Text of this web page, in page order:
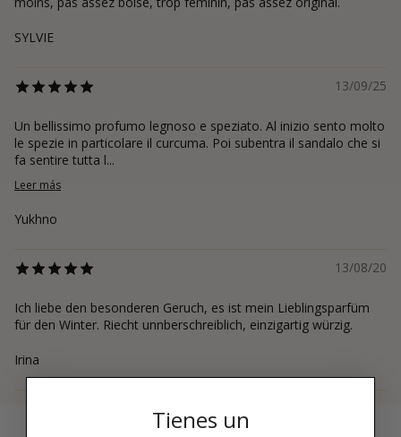
SYLVIE
13/09/25
Un bellissimo profumo legnoso e speziato. Al inizio sento molto
le spezie in particolare il curcuma. Poi subentra il sandalo che si
fa sentire tutta l...
Leer más
Yukhno
13/08/20
Ich liebe den besonderen Geruch, es ist mein Lieblingsparfüm
für den Winter. Riecht unnberschreiblich, einzigartig würzig.
Irina
Tienes un